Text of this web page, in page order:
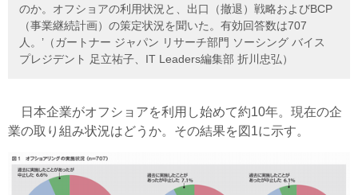
のか。オフショアの利用状況と、出口（撤退）戦略およびBCP
（事業継続計画）の策定状況を聞いた。有効回答数は707
人。’（ガートナー ジャパン リサーチ部門 ソーシング バイス
プレジデント 足立祐子、IT Leaders編集部 折川忠弘）
日本企業がオフショアを利用し始めて約10年。現在の企
業の取り組み状況はどうか。その結果を図1に示す。